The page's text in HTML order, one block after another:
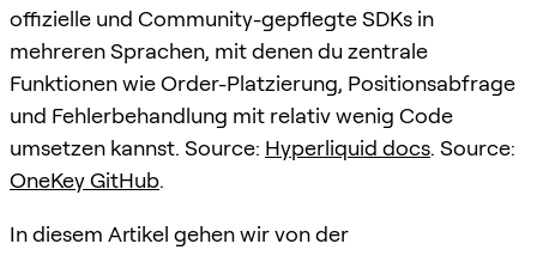
offizielle und Community-gepflegte SDKs in
mehreren Sprachen, mit denen du zentrale
Funktionen wie Order-Platzierung, Positionsabfrage
und Fehlerbehandlung mit relativ wenig Code
umsetzen kannst. Source: Hyperliquid docs. Source:
OneKey GitHub.
In diesem Artikel gehen wir von der